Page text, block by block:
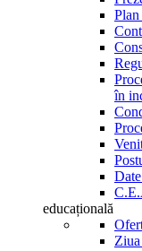
în
educațională